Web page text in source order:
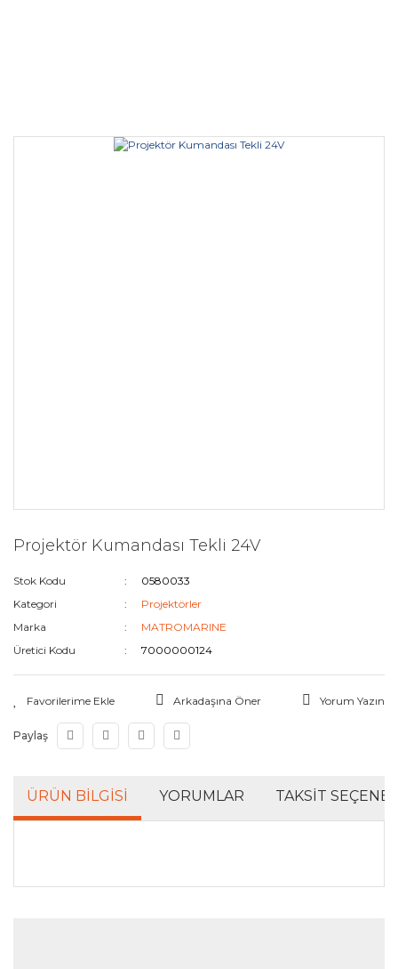
Projektör Kumandası Tekli 24V
Stok Kodu
0580033
Kategori
Projektörler
Marka
MATROMARINE
Üretici Kodu
7000000124
Arkadaşına Öner Yorum Yazın
Paylaş
ÜRÜN BILGISI YORUMLAR TAKSIT
Bu ürünün fiyat bilgisi, resim, ürün açıklamalarında ve